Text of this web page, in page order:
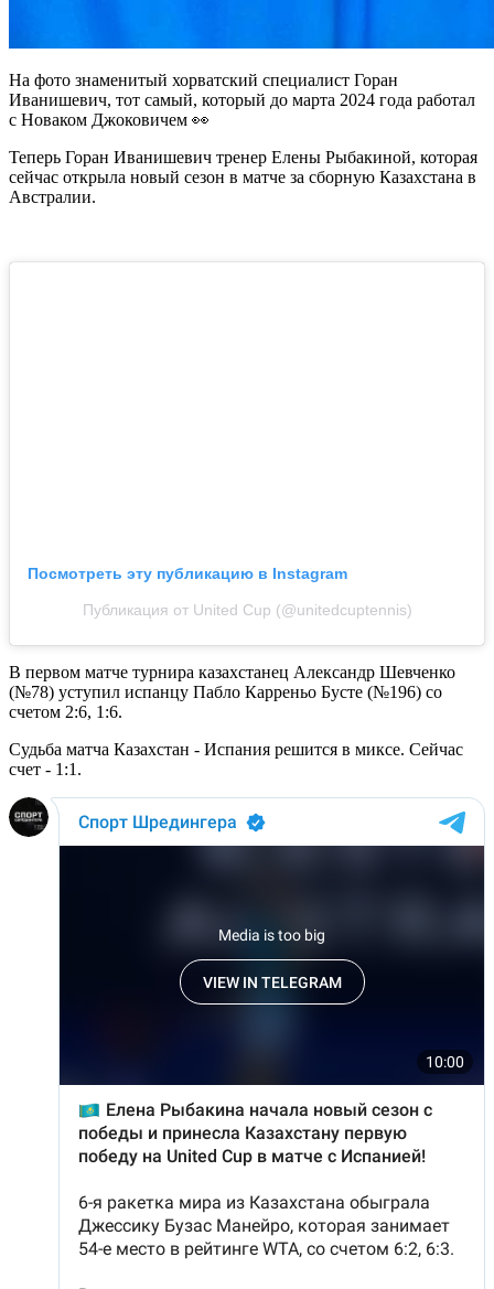
На фото знаменитый хорватский специалист Горан
Иванишевич, тот самый, который до марта 2024 года работал
с Новаком Джоковичем 👀
Теперь Горан Иванишевич тренер Елены Рыбакиной, которая
сейчас открыла новый сезон в матче за сборную Казахстана в
Австралии.
Посмотреть эту публикацию в Instagram
Публикация от United Cup (@unitedcuptennis)
В первом матче турнира казахстанец Александр Шевченко
(№78) уступил испанцу Пабло Карреньо Бусте (№196) со
счетом 2:6, 1:6.
Судьба матча Казахстан - Испания решится в миксе. Сейчас
счет - 1:1.